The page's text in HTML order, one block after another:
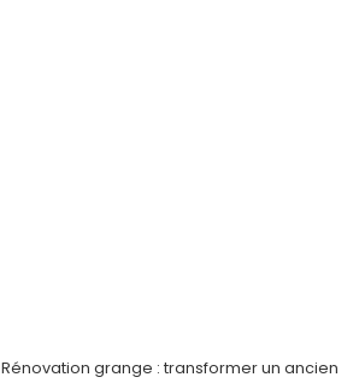
Rénovation grange : transformer un ancien